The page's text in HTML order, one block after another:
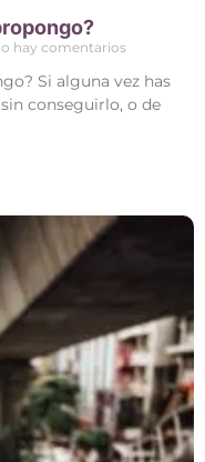
hay comentarios
Si alguna vez has
conseguirlo, o de